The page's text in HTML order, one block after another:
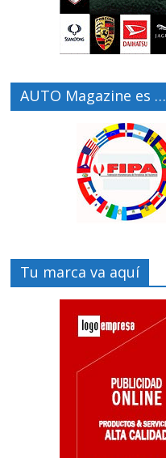
AUTO Magazine es …
Tu marca va aquí